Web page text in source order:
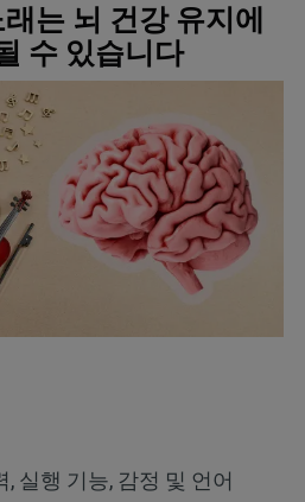
는 뇌 건강 유지에
수 있습니다
실행 기능, 감정 및 언어